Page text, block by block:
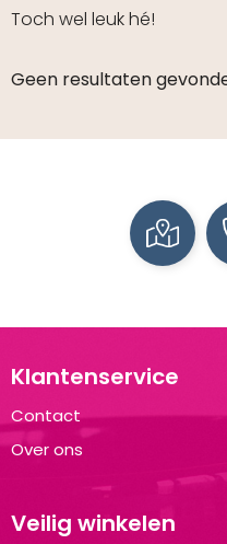
Toch wel leuk hé!
Geen resultaten
Klantenservice
Contact
Over ons
Veilig winkelen